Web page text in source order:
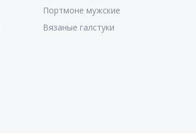
Портмоне мужские
Вязаные галстуки